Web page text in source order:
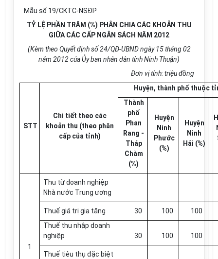
Mẫu số 19/CKTC-NSĐP
TỶ LỆ PHẦN TRĂM (%) PHÂN CHIA CÁC KHOẢN THU
GIỮA CÁC CẤP NGÂN SÁCH NĂM 2012
(Kèm theo Quyết định số 24/QĐ-UBND ngày 15 tháng 02
năm 2012 của Ủy ban nhân dân tỉnh Ninh Thuận)
Đơn vị tính: triệu đồng
STT
Chi tiết theo các
khoản thu (theo phân
cấp của tỉnh)
Huyện, thành phố thuộc
Thành
phố
Phan
Rang -
Tháp
Chàm
(%)
Huyện
Ninh
Phước
(%)
Huyện
Ninh
Hải (%)
1
Thu từ doanh nghiệp
Nhà nước Trung ương
Thuế giá trị gia tăng 30 100
100
Thuế thu nhập doanh
nghiệp
30 100 100
Thuế tiêu thụ đặc biệt